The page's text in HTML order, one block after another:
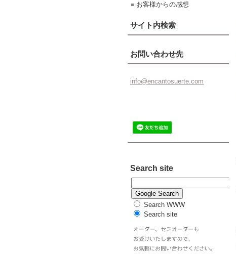
お客様からの感想
サイト内検索
お問い合わせ先
info@encantosuerte.com
Search site
Search WWW
Search site